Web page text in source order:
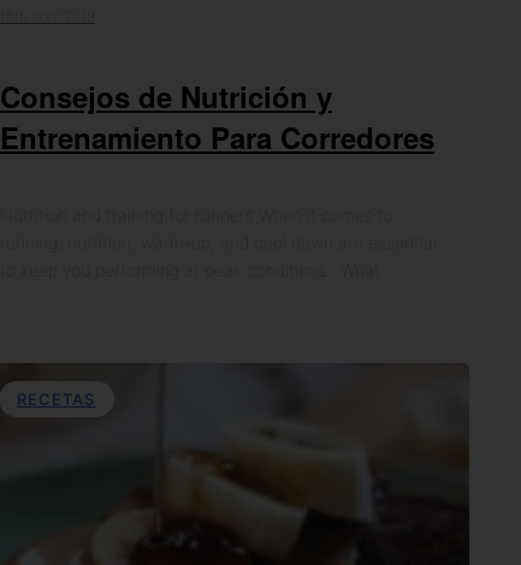
Consejos de Nutrición y
Entrenamiento Para Corredores
RECETAS